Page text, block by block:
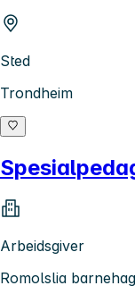
Sted
Trondheim
Arbeidsgiver
Romolslia